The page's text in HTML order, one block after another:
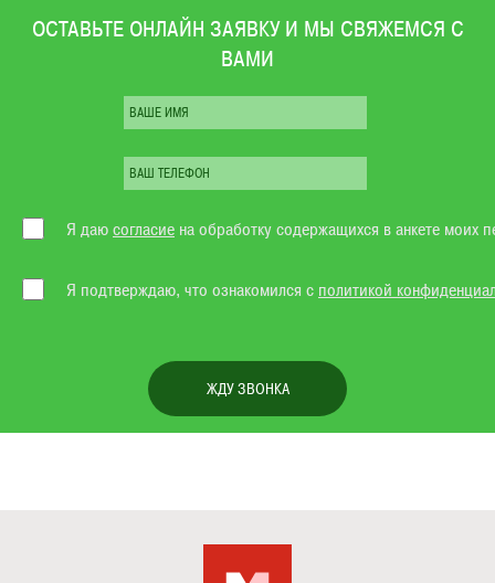
ОСТАВЬТЕ ОНЛАЙН ЗАЯВКУ И МЫ СВЯЖЕМСЯ С
ВАМИ
Я даюсогласие на обработку содержащихся в анкете моих
Я подтверждаю, что ознакомился с политикой
ЖДУ ЗВОНКА